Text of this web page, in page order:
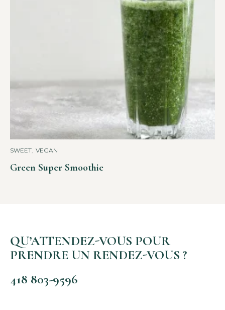
SWEET VEGAN
Green Super Smoothie
QU’ATTENDEZ-VOUS POUR
PRENDRE UN RENDEZ-VOUS ?
418 803-9596